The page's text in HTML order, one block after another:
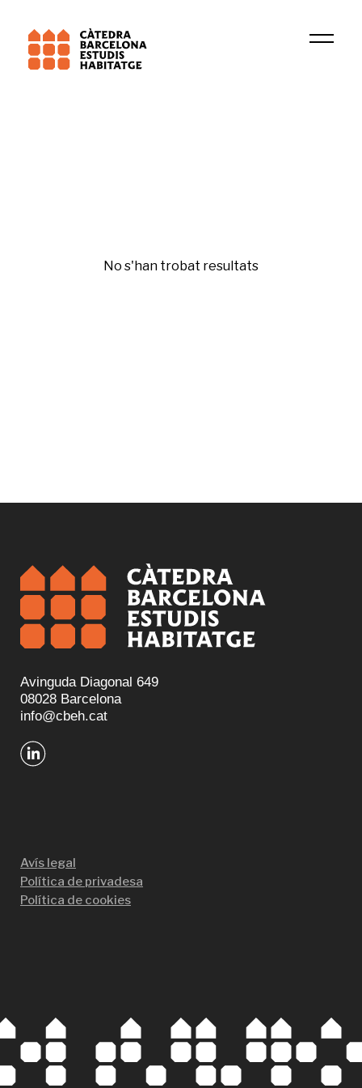
No s'han trobat resultats
Avinguda Diagonal 649
08028 Barcelona
info@cbeh.cat
Avís legal
Política de privadesa
Política de cookies